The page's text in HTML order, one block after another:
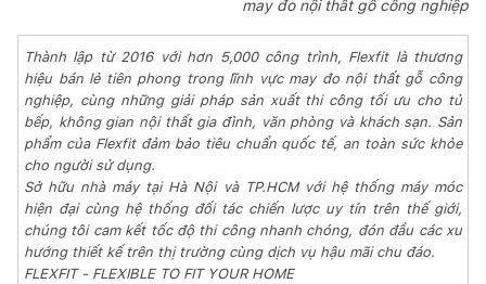
may đo nội thất gỗ công nghiệp
Thành lập từ 2016 với hơn 5,000 công trình, Flexfit là thương
hiệu bán lẻ tiên phong trong lĩnh vực may đo nội thất gỗ công
nghiệp, cùng những giải pháp sản xuất thi công tối ưu cho tủ
bếp, không gian nội thất gia đình, văn phòng và khách sạn. Sản
phẩm của Flexfit đảm bảo tiêu chuẩn quốc tế, an toàn sức khỏe
cho người sử dụng.
Sở hữu nhà máy tại Hà Nội và TP.HCM với hệ thống máy móc
hiện đại cùng hệ thống đối tác chiến lược uy tín trên thế giới,
chúng tôi cam kết tốc độ thi công nhanh chóng, đón đầu các xu
hướng thiết kế trên thị trường cùng dịch vụ hậu mãi chu đáo.
FLEXFIT - FLEXIBLE TO FIT YOUR HOME